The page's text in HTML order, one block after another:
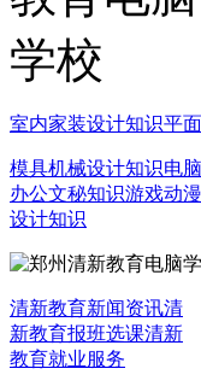
室内家装设计知识平
模具机械设计知识电脑
办公文秘知识游戏动漫
设计知识
清新教育新闻资讯清
新教育报班选课清新
教育就业服务